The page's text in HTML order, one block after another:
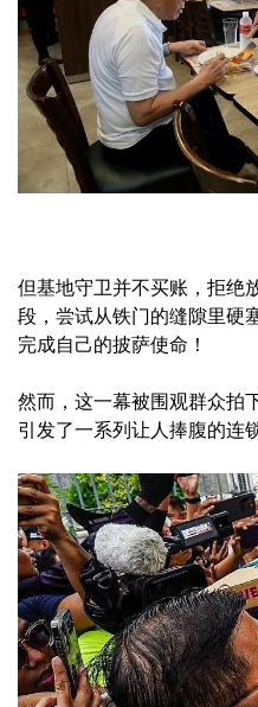
但基地守卫并不买账，拒绝
段，尝试从铁门的缝隙里硬
完成自己的披萨使命！
然而，这一幕被围观群众拍
引发了一系列让人捧腹的连